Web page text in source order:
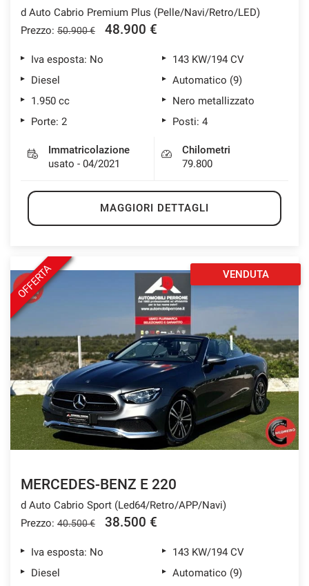
d Auto Cabrio Premium Plus (Pelle/Navi/Retro/LED)
Prezzo: 50.900 € 48.900 €
Iva esposta: No
143 KW/194 CV
Diesel
Automatico (9)
1.950 cc
Nero metallizzato
Porte: 2
Posti: 4
Immatricolazione
usato - 04/2021
Chilometri
79.800
MAGGIORI DETTAGLI
OFFERTA VENDUTA
MERCEDES-BENZ E 220
d Auto Cabrio Sport (Led64/Retro/APP/Navi)
Prezzo: 40.500 € 38.500 €
Iva esposta: No
143 KW/194 CV
Diesel
Automatico (9)